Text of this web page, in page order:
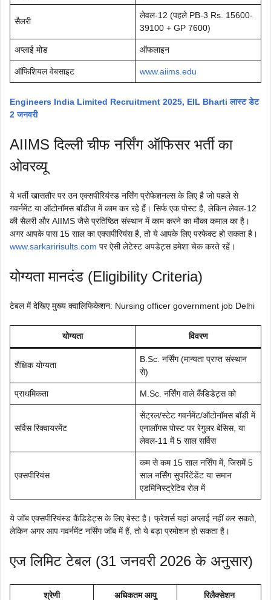
सैलरी
लेवल-12 (पहले PB-3 Rs. 15600-
39100 + GP 7600)
अप्लाई मोड ऑफलाइन
ऑफिशियल वेबसाइट www.aiims.edu
Engineers India Limited Recruitment 2025, EIL Bharti लास्ट डेट
2 जनवरी
AIIMS दिल्ली चीफ नर्सिंग ऑफिसर भर्ती का
ओवरव्यू
ये भर्ती खासतौर पर उन एक्सपीरियंस्ड नर्सिंग प्रोफेशनल्स के लिए है जो पहले से
गवर्नमेंट या ऑटोनॉमस बॉडीज में काम कर रहे हैं। सिर्फ एक पोस्ट है, लेकिन लेवल-12
की सैलरी और AIIMS जैसे प्रतिष्ठित संस्थान में काम करने का मौका कमाल का है।
अगर आपके पास 15 साल का एक्सपीरियंस है, तो ये आपके लिए परफेक्ट हो सकता है।
www.sarkaririsults.com पर ऐसी लेटेस्ट अपडेट्स हमेशा चेक करते रहें।
योग्यता मानदंड (Eligibility Criteria)
टेबल में देखिए मुख्य क्वालिफिकेशन: Nursing officer government job Delhi
योग्यता विवरण
शैक्षिक योग्यता
B.Sc. नर्सिंग (मान्यता प्राप्त संस्थान
से)
प्राथमिकता M.Sc. नर्सिंग वाले कैंडिडेट्स को
सर्विस रिक्वायरमेंट
सेंट्रल/स्टेट गवर्नमेंट/ऑटोनॉमस बॉडी में
एनालॉगस पोस्ट पर रेगुलर बेसिस, या
लेवल-11 में 5 साल सर्विस
एक्सपीरियंस
कम से कम 15 साल नर्सिंग में, जिसमें 5
साल नर्सिंग सुपरिंटेंडेंट या समान
एडमिनिस्ट्रेटिव रोल में
ये जॉब एक्सपीरियंस्ड कैंडिडेट्स के लिए बेस्ट है। फ्रेशर्स यहां अप्लाई नहीं कर सकते,
लेकिन अगर आप गवर्नमेंट नर्सिंग जॉब में हैं, तो ये बड़ा प्रमोशन हो सकता है।
एज लिमिट टेबल (31 जनवरी 2026 के अनुसार)
श्रेणी अधिकतम आयु रिलैक्सेशन